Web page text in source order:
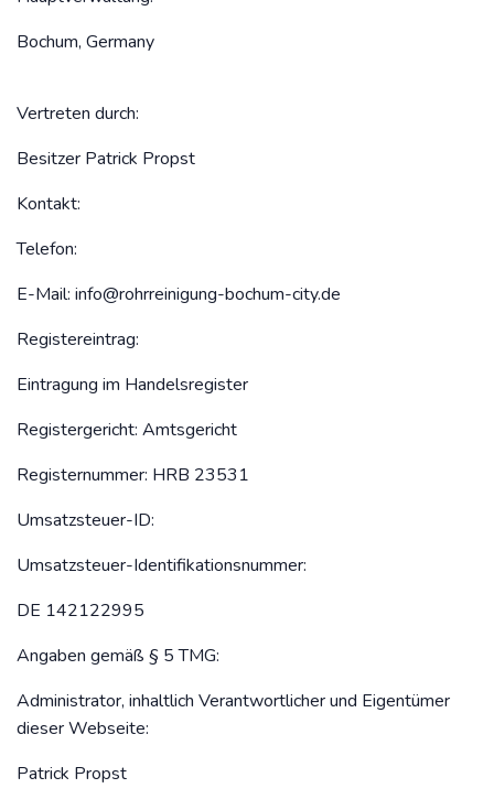
Bochum, Germany
Vertreten durch:
Besitzer Patrick Propst
Kontakt:
Telefon:
E-Mail: info@rohrreinigung-bochum-city.de
Registereintrag:
Eintragung im Handelsregister
Registergericht: Amtsgericht
Registernummer: HRB 23531
Umsatzsteuer-ID:
Umsatzsteuer-Identifikationsnummer:
DE 142122995
Angaben gemäß § 5 TMG:
Administrator, inhaltlich Verantwortlicher und Eigentümer
dieser Webseite:
Patrick Propst